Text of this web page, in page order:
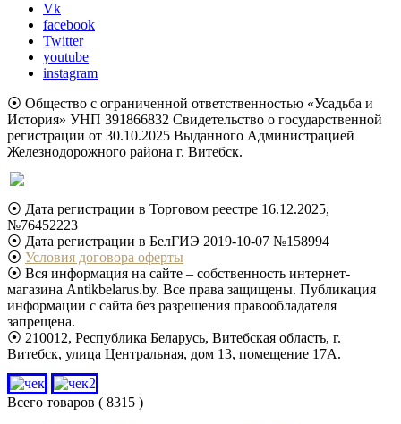
Vk
facebook
Twitter
youtube
instagram
⦿ Общество с ограниченной ответственностью «Усадьба и
История» УНП 391866832 Свидетельство о государственной
регистрации от 30.10.2025 Выданного Администрацией
Железнодорожного района г. Витебск.
⦿ Дата регистрации в Торговом реестре 16.12.2025,
№76452223
⦿ Дата регистрации в БелГИЭ 2019-10-07 №158994
⦿ Условия договора оферты
⦿ Вся информация на сайте – собственность интернет-
магазина Antikbelarus.by. Все права защищены. Публикация
информации с сайта без разрешения правообладателя
запрещена.
⦿ 210012, Республика Беларусь, Витебская область, г.
Витебск, улица Центральная, дом 13, помещение 17А.
Всего товаров ( 8315 )